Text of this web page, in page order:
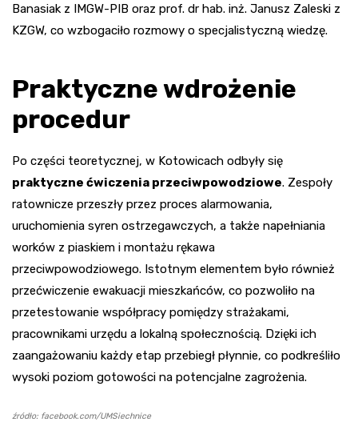
Banasiak z IMGW-PIB oraz prof. dr hab. inż. Janusz Zaleski z
KZGW, co wzbogaciło rozmowy o specjalistyczną wiedzę.
Praktyczne wdrożenie
procedur
Po części teoretycznej, w Kotowicach odbyły się
praktyczne ćwiczenia przeciwpowodziowe. Zespoły
ratownicze przeszły przez proces alarmowania,
uruchomienia syren ostrzegawczych, a także napełniania
worków z piaskiem i montażu rękawa
przeciwpowodziowego. Istotnym elementem było również
przećwiczenie ewakuacji mieszkańców, co pozwoliło na
przetestowanie współpracy pomiędzy strażakami,
pracownikami urzędu a lokalną społecznością. Dzięki ich
zaangażowaniu każdy etap przebiegł płynnie, co podkreśliło
wysoki poziom gotowości na potencjalne zagrożenia.
źródło: facebook.com/UMSiechnice